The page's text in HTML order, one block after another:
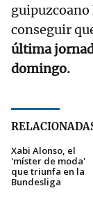
conseguir
última
domingo.
Xabi Alonso, el
'míster de moda'
que triunfa en la
Bundesliga